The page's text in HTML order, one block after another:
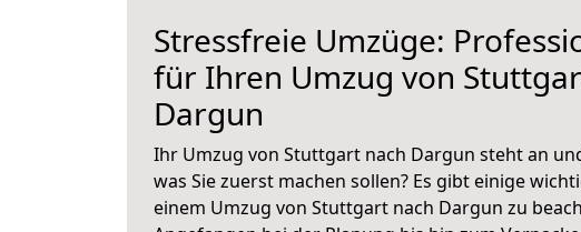
Stressfreie Umzüge:
für Ihren Umzug von
Dargun
Ihr Umzug von Stuttgart nach Dargun steht an
was Sie zuerst machen sollen? Es gibt einige
einem Umzug von Stuttgart nach Dargun zu